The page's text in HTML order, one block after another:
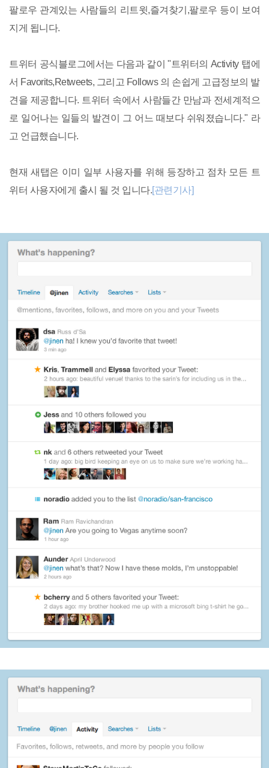
팔로우 관계있는 사람들의 리트윗,즐겨찾기,팔로우 등이 보여
지게 됩니다.
트위터 공식블로그에서는 다음과 같이 "트위터의 Activity 탭에
서 Favorits,Retweets, 그리고 Follows 의 손쉽게 고급정보의 발
견을 제공합니다. 트위터 속에서 사람들간 만남과 전세계적으
로 일어나는 일들의 발견이 그 어느 때보다 쉬워졌습니다." 라
고 언급했습니다.
현재 새탭은 이미 일부 사용자를 위해 등장하고 점차 모든 트
위터 사용자에게 출시 될 것 입니다.[관련기사]